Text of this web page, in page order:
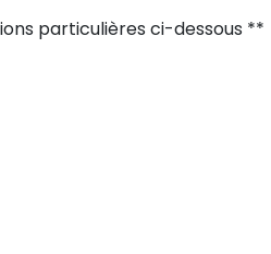
particulières ci-dessous **